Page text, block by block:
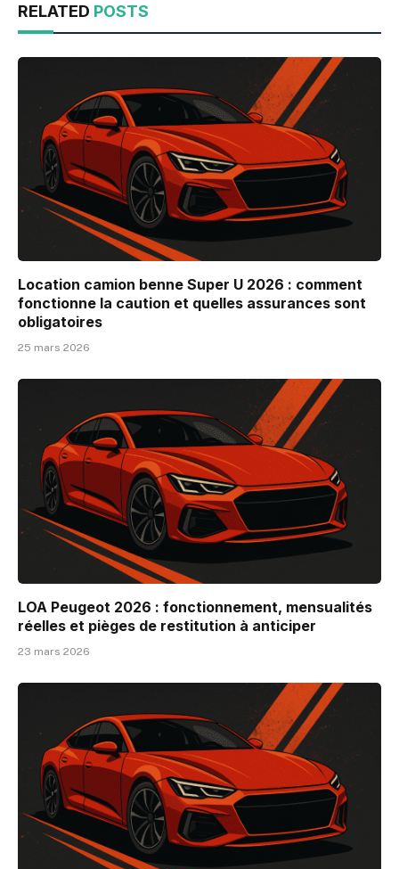
RELATED POSTS
Location camion benne Super U 2026 : comment
fonctionne la caution et quelles assurances sont
obligatoires
25 mars 2026
LOA Peugeot 2026 : fonctionnement, mensualités
réelles et pièges de restitution à anticiper
23 mars 2026